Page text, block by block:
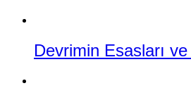
Devrimin Esasları